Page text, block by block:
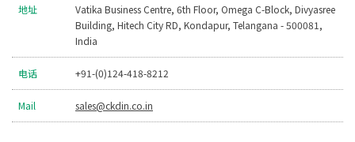
地址
Vatika Business Centre, 6th Floor, Omega C-Block, Divyasree
Building, Hitech City RD, Kondapur, Telangana - 500081,
India
电话 +91-(0)124-418-8212
Mail sales@ckdin.co.in